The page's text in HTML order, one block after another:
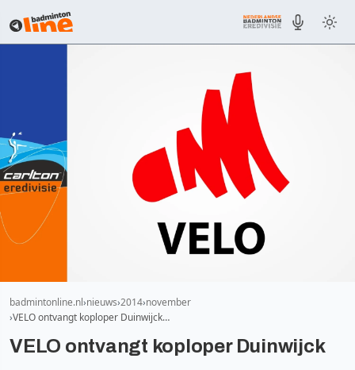
badmintonline.nl nieuws 2014 november
VELO ontvangt koploper Duinwijck…
VELO ontvangt koploper Duinwijck